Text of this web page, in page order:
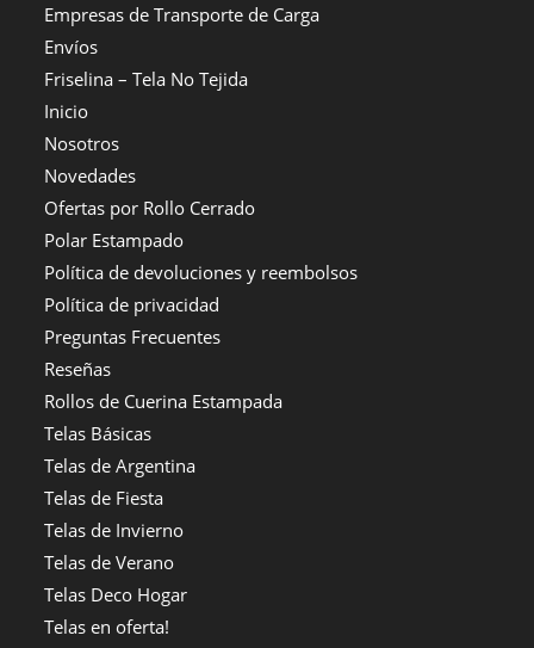
Empresas de Transporte de Carga
Envíos
Friselina – Tela No Tejida
Inicio
Nosotros
Novedades
Ofertas por Rollo Cerrado
Polar Estampado
Política de devoluciones y reembolsos
Política de privacidad
Preguntas Frecuentes
Reseñas
Rollos de Cuerina Estampada
Telas Básicas
Telas de Argentina
Telas de Fiesta
Telas de Invierno
Telas de Verano
Telas Deco Hogar
Telas en oferta!